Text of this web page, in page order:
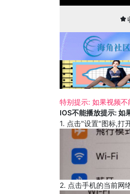
特别提示: 如果视频
IOS不能播放提示: 如
1. 点击"设置"图标,打
2. 点击手机的当前网